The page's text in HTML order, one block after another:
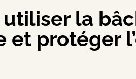
la
et protéger